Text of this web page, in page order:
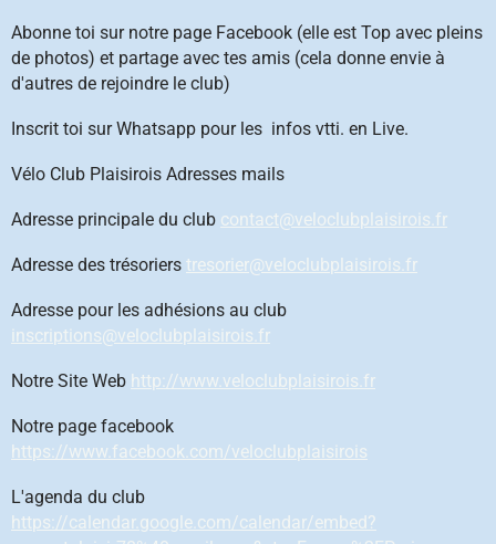
Abonne toi sur notre page Facebook (elle est Top avec pleins
de photos) et partage avec tes amis (cela donne envie à
d'autres de rejoindre le club)
Inscrit toi sur Whatsapp pour les infos vtti. en Live.
Vélo Club Plaisirois Adresses mails
Adresse principale du club contact@veloclubplaisirois.fr
Adresse des trésoriers tresorier@veloclubplaisirois.fr
Adresse pour les adhésions au club
inscriptions@veloclubplaisirois.fr
Notre Site Web http://www.veloclubplaisirois.fr
Notre page facebook
https://www.facebook.com/veloclubplaisirois
L'agenda du club
https://calendar.google.com/calendar/embed?